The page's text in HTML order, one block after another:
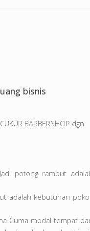
bisnis
BARBERSHOP dgn
potong rambut
adalah kebutuhan
Cuma modal tempat